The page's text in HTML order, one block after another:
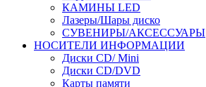
КАМИНЫ LED
Лазеры/Шары диско
СУВЕНИРЫ/АКСЕССУАРЫ
НОСИТЕЛИ ИНФОРМАЦИИ
Диски CD/ Mini
Диски CD/DVD
Карты памяти